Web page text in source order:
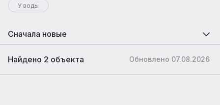
У воды
Сначала новые
Обновлено 07.08.2026
Найдено 2 объекта